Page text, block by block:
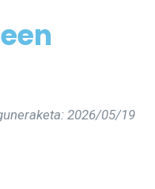
2026/05/19